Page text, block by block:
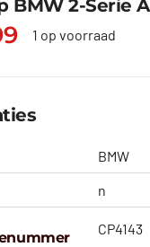
BMW 2-Serie
1 op voorraad
BMW
n
CP4143